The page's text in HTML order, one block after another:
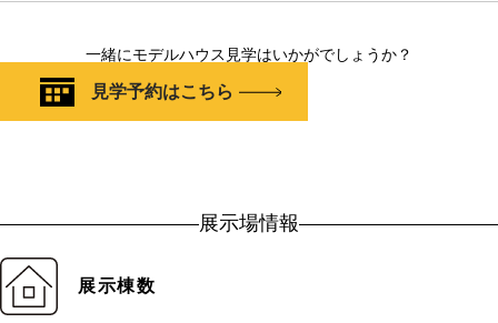
一緒にモデルハウス見学はいかがでしょうか？
見学予約はこちら
展示場情報
展示棟数